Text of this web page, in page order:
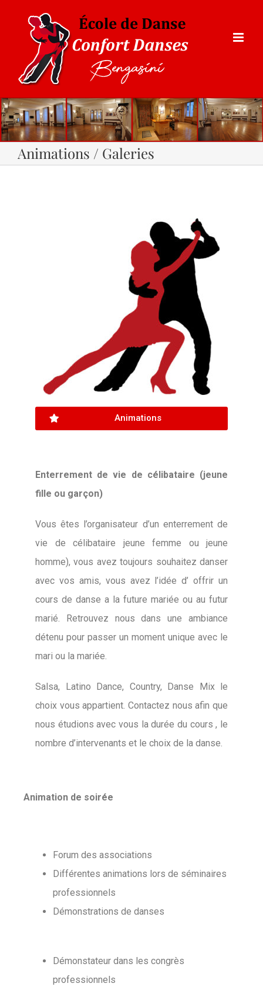
Animations / Galeries
Animations
Enterrement de vie de célibataire (jeune
fille ou garçon)
Vous êtes l’organisateur d’un enterrement de
vie de célibataire jeune femme ou jeune
homme), vous avez toujours souhaitez danser
avec vos amis, vous avez l’idée d’ offrir un
cours de danse a la future mariée ou au futur
marié. Retrouvez nous dans une ambiance
détenu pour passer un moment unique avec le
mari ou la mariée.
Salsa, Latino Dance, Country, Danse Mix le
choix vous appartient. Contactez nous afin que
nous étudions avec vous la durée du cours , le
nombre d’intervenants et le choix de la danse.
Animation de soirée
Forum des associations
Différentes animations lors de séminaires
professionnels
Démonstrations de danses
Démonstateur dans les congrès
professionnels